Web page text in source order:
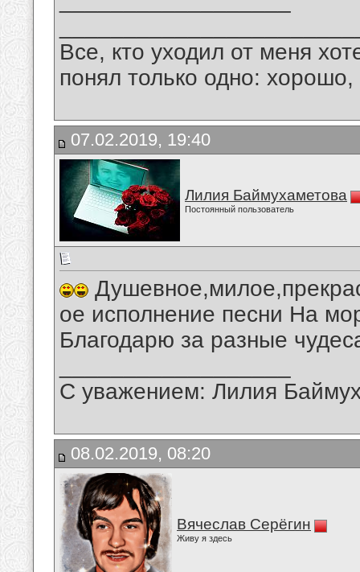
Все, кто уходил от меня
понял только одно:
07.02.2019, 19:40
Лилия Баймухаметова
Постоянный пользователь
ое исполнение песни На
Благодарю за разные
С уважением: Лилия
08.02.2019, 08:20
Вячеслав Серёгин
Живу я здесь